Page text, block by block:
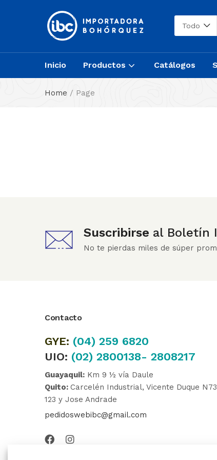
Todo
Inicio Productos Catálogos
Home / Page
Suscribirse al Boletín
No te pierdas miles de súper
Contacto
GYE: (04) 259 6820
UIO: (02) 2800138- 2808217
Guayaquil: Km 9 ½ vía Daule
Quito: Carcelén Industrial, Vicente Duque
123 y Jose Andrade
pedidoswebibc@gmail.com